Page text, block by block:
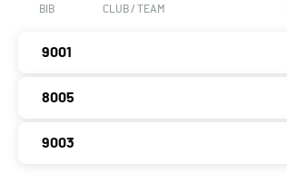
BIB CLUB / TEAM
9001
8005
9003